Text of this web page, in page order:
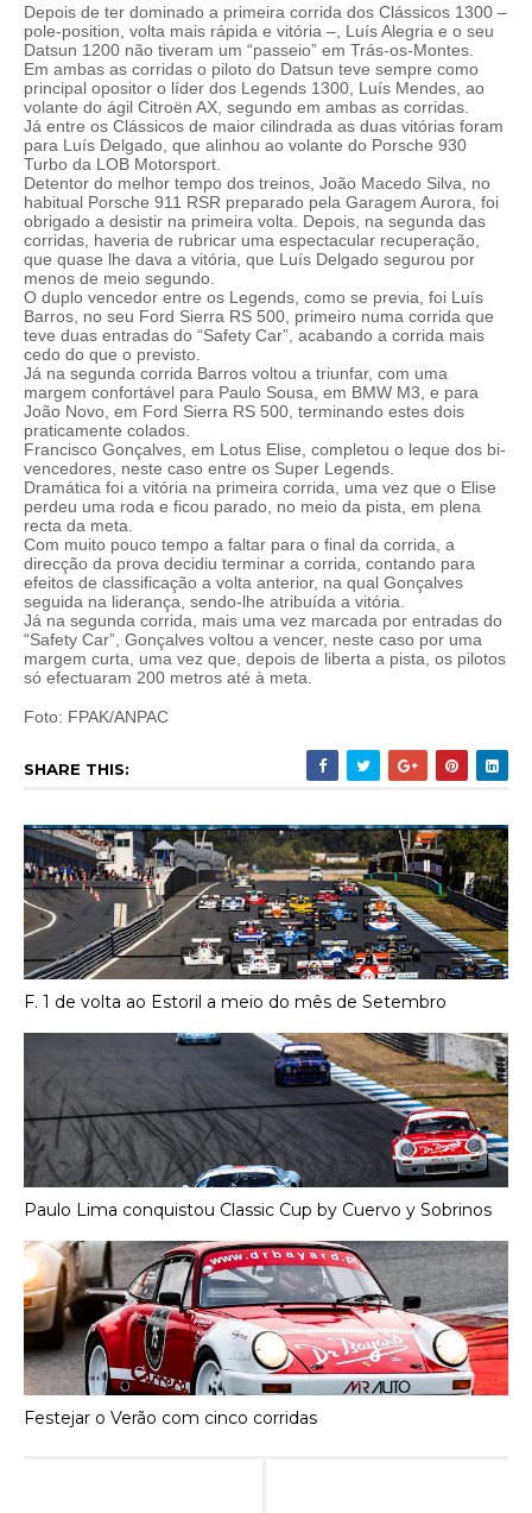
Depois de ter dominado a primeira corrida dos Clássicos 1300 –
pole-position, volta mais rápida e vitória –, Luís Alegria e o seu
Datsun 1200 não tiveram um “passeio” em Trás-os-Montes.
Em ambas as corridas o piloto do Datsun teve sempre como
principal opositor o líder dos Legends 1300, Luís Mendes, ao
volante do ágil Citroën AX, segundo em ambas as corridas.
Já entre os Clássicos de maior cilindrada as duas vitórias foram
para Luís Delgado, que alinhou ao volante do Porsche 930
Turbo da LOB Motorsport.
Detentor do melhor tempo dos treinos, João Macedo Silva, no
habitual Porsche 911 RSR preparado pela Garagem Aurora, foi
obrigado a desistir na primeira volta. Depois, na segunda das
corridas, haveria de rubricar uma espectacular recuperação,
que quase lhe dava a vitória, que Luís Delgado segurou por
menos de meio segundo.
O duplo vencedor entre os Legends, como se previa, foi Luís
Barros, no seu Ford Sierra RS 500, primeiro numa corrida que
teve duas entradas do “Safety Car”, acabando a corrida mais
cedo do que o previsto.
Já na segunda corrida Barros voltou a triunfar, com uma
margem confortável para Paulo Sousa, em BMW M3, e para
João Novo, em Ford Sierra RS 500, terminando estes dois
praticamente colados.
Francisco Gonçalves, em Lotus Elise, completou o leque dos bi-
vencedores, neste caso entre os Super Legends.
Dramática foi a vitória na primeira corrida, uma vez que o Elise
perdeu uma roda e ficou parado, no meio da pista, em plena
recta da meta.
Com muito pouco tempo a faltar para o final da corrida, a
direcção da prova decidiu terminar a corrida, contando para
efeitos de classificação a volta anterior, na qual Gonçalves
seguida na liderança, sendo-lhe atribuída a vitória.
Já na segunda corrida, mais uma vez marcada por entradas do
“Safety Car”, Gonçalves voltou a vencer, neste caso por uma
margem curta, uma vez que, depois de liberta a pista, os pilotos
só efectuaram 200 metros até à meta.
Foto: FPAK/ANPAC
SHARE THIS:
F. 1 de volta ao Estoril a meio do mês de Setembro
Paulo Lima conquistou Classic Cup by Cuervo y Sobrinos
Festejar o Verão com cinco corridas